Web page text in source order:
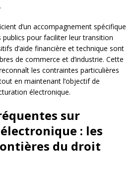
d’un accompagnement spécifique
pour faciliter leur transition
d’aide financière et technique sont
de commerce et d’industrie. Cette
les contraintes particulières
en maintenant l’objectif de
électronique.
sur
: les
du droit